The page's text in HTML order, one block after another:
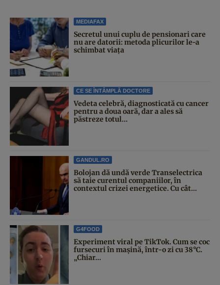
MEDIAFAX
Secretul unui cuplu de pensionari care
nu are datorii: metoda plicurilor le-a
schimbat viața
CE SE ÎNTÂMPLĂ DOCTORE
Vedeta celebră, diagnosticată cu cancer
pentru a doua oară, dar a ales să
păstreze totul...
GANDUL.RO
Bolojan dă undă verde Transelectrica
să taie curentul companiilor, în
contextul crizei energetice. Cu cât...
G4FOOD
Experiment viral pe TikTok. Cum se coc
fursecuri în mașină, într-o zi cu 38°C.
„Chiar...